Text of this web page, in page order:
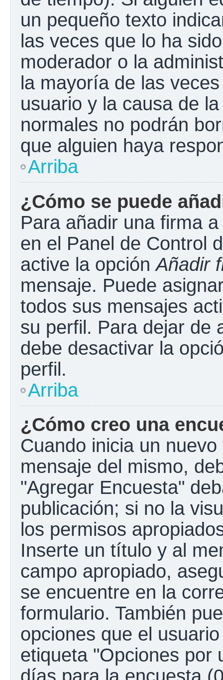
un pequeño texto
las veces que lo ha
moderador o la
la mayoría de las
usuario y la causa de
normales no podrán
que alguien haya
Arriba
¿Cómo se puede
Para añadir una firma
en el Panel de Control
active la opciónAñadir
mensaje. Puede
todos sus mensajes
su perfil. Para dejar de
debe desactivar la
perfil.
Arriba
¿Cómo creo una
Cuando inicia un
mensaje del mismo,
"Agregar Encuesta"
publicación; si no la
los permisos
Inserte un título y al
campo apropiado,
se encuentre en la
formulario. También
opciones que el
etiqueta "Opciones por